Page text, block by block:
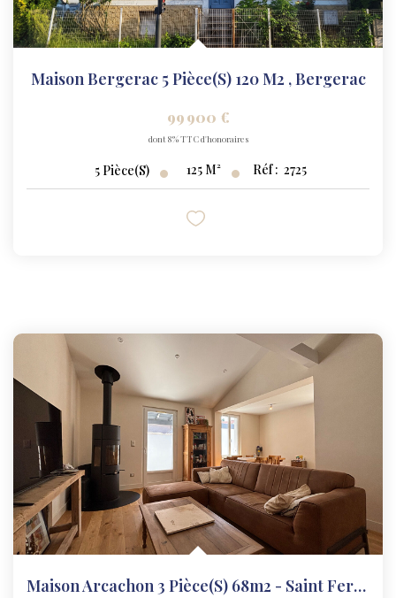
EXTRANET
Extranet Location
Maison Bergerac 5 Pièce(s) 120 M2 ,Bergerac
99 900 €
dont 8% TTC d'honoraires
5 Pièce(s) 125 M² Réf : 2725
Maison Arcachon 3 Pièce(s) 68m2 - Saint Ferdinand